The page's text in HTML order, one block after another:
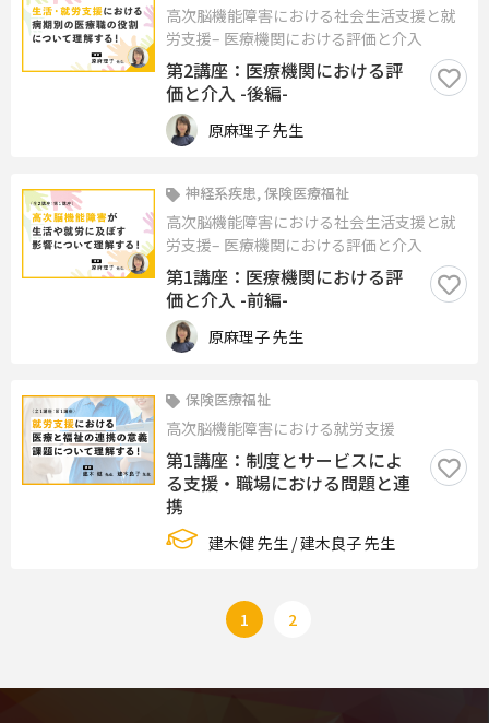
高次脳機能障害における社会生活支援と就
労支援– 医療機関における評価と介入
第2講座：医療機関における評
価と介入 -後編-
原麻理子 先生
神経系疾患, 保険医療福祉
高次脳機能障害における社会生活支援と就
労支援– 医療機関における評価と介入
第1講座：医療機関における評
価と介入 -前編-
原麻理子 先生
保険医療福祉
高次脳機能障害における就労支援
第1講座：制度とサービスによ
る支援・職場における問題と連
携
建木健 先生 / 建木良子 先生
1 2